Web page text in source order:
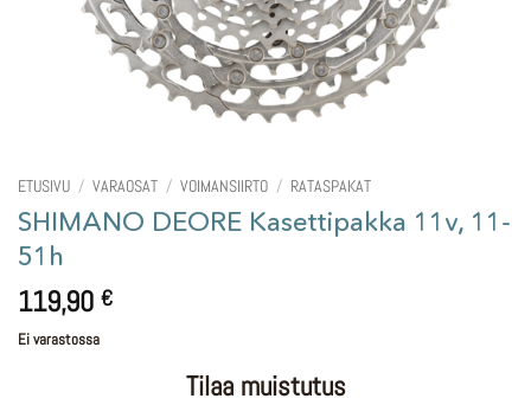
ETUSIVU / VARAOSAT / VOIMANSIIRTO / RATASPAKAT
SHIMANO DEORE Kasettipakka 11v, 11-
51h
119,90 €
Ei varastossa
Tilaa muistutus